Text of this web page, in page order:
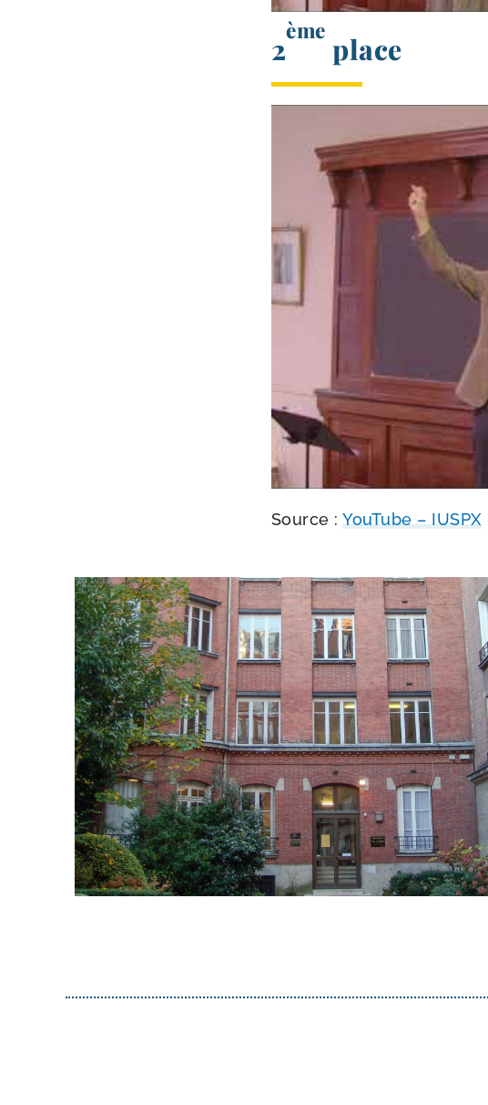
2
ème
place
Source :YouTube – IUSPX